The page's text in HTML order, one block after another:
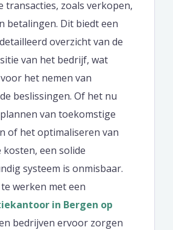
transacties, zoals verkopen,
betalingen. Dit biedt een
overzicht van de
van het bedrijf, wat
het nemen van
beslissingen. Of het nu
van toekomstige
of het optimaliseren van
een solide
systeem is onmisbaar.
werken met een
in Bergen op
bedrijven ervoor zorgen